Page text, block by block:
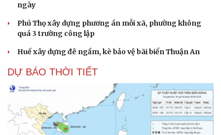
ngày
Phú Thọ xây dựng phương án mỗi xã, phường không
quá 3 trường công lập
Huế xây dựng đê ngầm, kè bảo vệ bãi biển Thuận An
DỰ BÁO THỜI TIẾT